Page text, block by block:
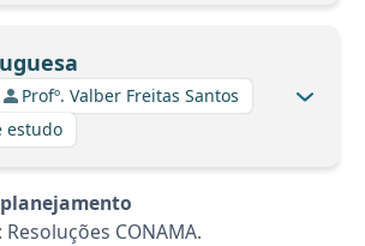
Profº. Valber Freitas Santos
estudo
CONAMA.